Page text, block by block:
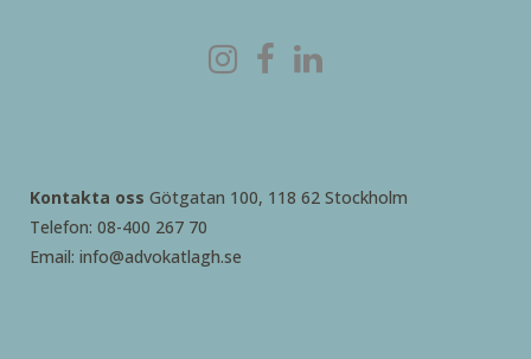
Kontakta oss Götgatan 100, 118 62 Stockholm
Telefon: 08-400 267 70
Email: info@advokatlagh.se